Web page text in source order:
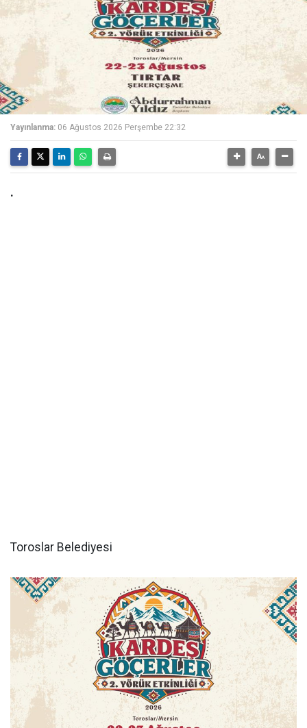
Yayınlanma: 06 Ağustos 2026 Perşembe 22:32
.
Toroslar Belediyesi